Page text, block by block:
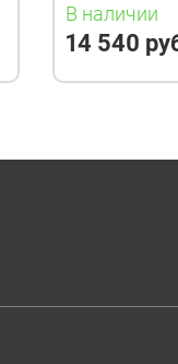
В наличии
14 540